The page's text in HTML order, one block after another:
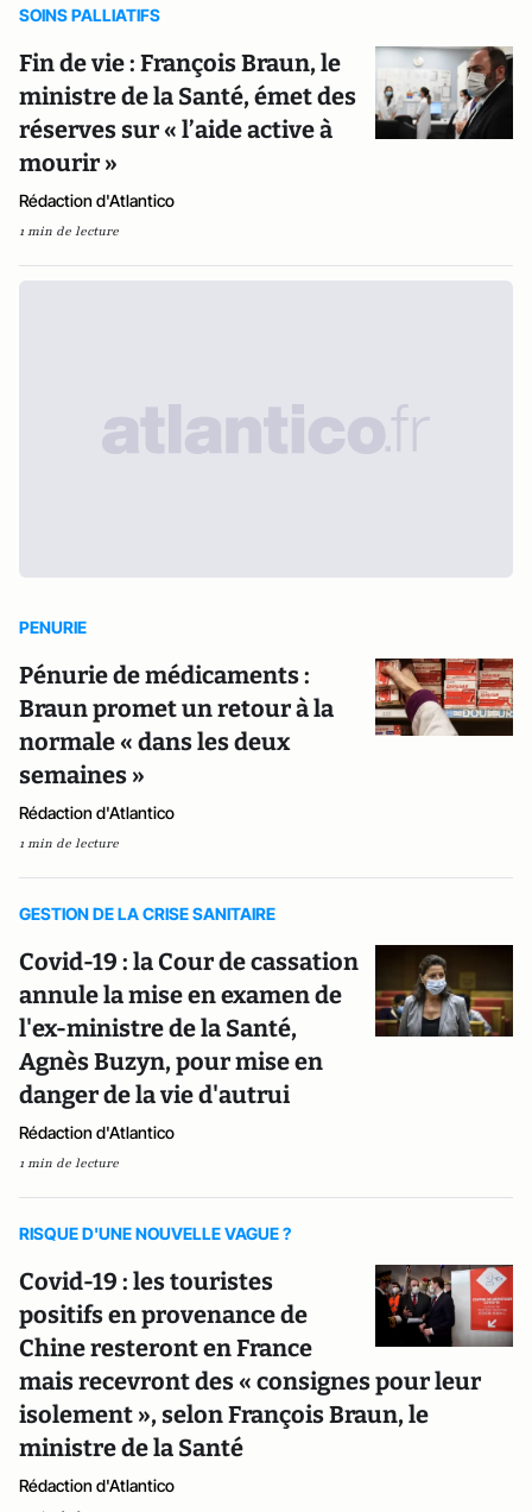
SOINS PALLIATIFS
Fin de vie : François Braun, le
ministre de la Santé, émet des
réserves sur « l’aide active à
mourir »
Rédaction d'Atlantico
1 min de lecture
PENURIE
Pénurie de médicaments :
Braun promet un retour à la
normale « dans les deux
semaines »
Rédaction d'Atlantico
1 min de lecture
GESTION DE LA CRISE SANITAIRE
Covid-19 : la Cour de cassation
annule la mise en examen de
l'ex-ministre de la Santé,
Agnès Buzyn, pour mise en
danger de la vie d'autrui
Rédaction d'Atlantico
1 min de lecture
RISQUE D'UNE NOUVELLE VAGUE ?
Covid-19 : les touristes
positifs en provenance de
Chine resteront en France
mais recevront des « consignes pour leur
isolement », selon François Braun, le
ministre de la Santé
Rédaction d'Atlantico